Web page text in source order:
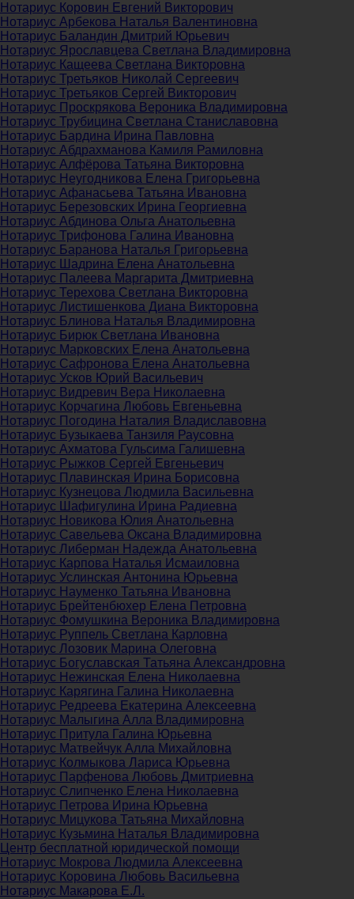
Нотариус Коровин Евгений Викторович
Нотариус Арбекова Наталья Валентиновна
Нотариус Баландин Дмитрий Юрьевич
Нотариус Ярославцева Светлана Владимировна
Нотариус Кащеева Светлана Викторовна
Нотариус Третьяков Николай Сергеевич
Нотариус Третьяков Сергей Викторович
Нотариус Проскрякова Вероника Владимировна
Нотариус Трубицина Светлана Станиславовна
Нотариус Бардина Ирина Павловна
Нотариус Абдрахманова Камиля Рамиловна
Нотариус Алфёрова Татьяна Викторовна
Нотариус Неугодникова Елена Григорьевна
Нотариус Афанасьева Татьяна Ивановна
Нотариус Березовских Ирина Георгиевна
Нотариус Абдинова Ольга Анатольевна
Нотариус Трифонова Галина Ивановна
Нотариус Баранова Наталья Григорьевна
Нотариус Шадрина Елена Анатольевна
Нотариус Палеева Маргарита Дмитриевна
Нотариус Терехова Светлана Викторовна
Нотариус Листишенкова Диана Викторовна
Нотариус Блинова Наталья Владимировна
Нотариус Бирюк Светлана Ивановна
Нотариус Марковских Елена Анатольевна
Нотариус Сафронова Елена Анатольевна
Нотариус Усков Юрий Васильевич
Нотариус Видревич Вера Николаевна
Нотариус Корчагина Любовь Евгеньевна
Нотариус Погодина Наталия Владиславовна
Нотариус Бузыкаева Танзиля Раусовна
Нотариус Ахматова Гульсима Галишевна
Нотариус Рыжков Сергей Евгеньевич
Нотариус Плавинская Ирина Борисовна
Нотариус Кузнецова Людмила Васильевна
Нотариус Шафигулина Ирина Радиевна
Нотариус Новикова Юлия Анатольевна
Нотариус Савельева Оксана Владимировна
Нотариус Либерман Надежда Анатольевна
Нотариус Карпова Наталья Исмаиловна
Нотариус Услинская Антонина Юрьевна
Нотариус Науменко Татьяна Ивановна
Нотариус Брейтенбюхер Елена Петровна
Нотариус Фомушкина Вероника Владимировна
Нотариус Руппель Светлана Карловна
Нотариус Лозовик Марина Олеговна
Нотариус Богуславская Татьяна Александровна
Нотариус Нежинская Елена Николаевна
Нотариус Карягина Галина Николаевна
Нотариус Редреева Екатерина Алексеевна
Нотариус Малыгина Алла Владимировна
Нотариус Притула Галина Юрьевна
Нотариус Матвейчук Алла Михайловна
Нотариус Колмыкова Лариса Юрьевна
Нотариус Парфенова Любовь Дмитриевна
Нотариус Слипченко Елена Николаевна
Нотариус Петрова Ирина Юрьевна
Нотариус Мицукова Татьяна Михайловна
Нотариус Кузьмина Наталья Владимировна
Центр бесплатной юридической помощи
Нотариус Мокрова Людмила Алексеевна
Нотариус Коровина Любовь Васильевна
Нотариус Макарова Е.Л.